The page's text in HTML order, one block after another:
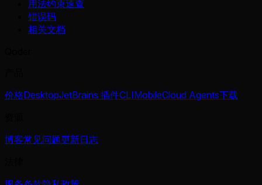
用法约束速查
错误码
相关文档
价格DesktopJetBrains 插件CLIMobileCloud Agents下载
博客常见问题更新日志